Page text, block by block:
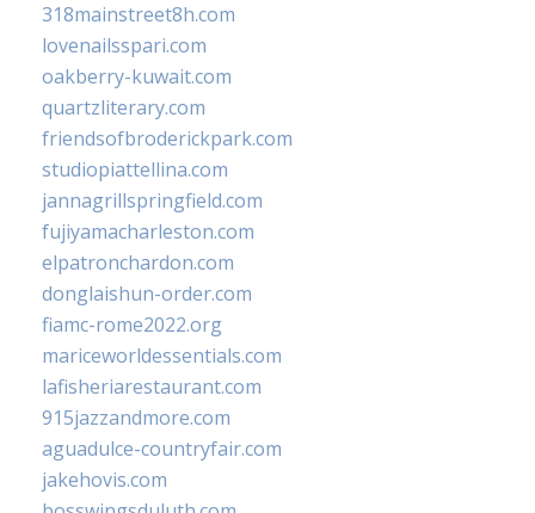
318mainstreet8h.com
lovenailsspari.com
oakberry-kuwait.com
quartzliterary.com
friendsofbroderickpark.com
studiopiattellina.com
jannagrillspringfield.com
fujiyamacharleston.com
elpatronchardon.com
donglaishun-order.com
fiamc-rome2022.org
mariceworldessentials.com
lafisheriarestaurant.com
915jazzandmore.com
aguadulce-countryfair.com
jakehovis.com